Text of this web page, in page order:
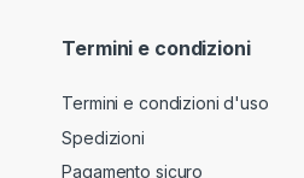
Termini e condizioni
Termini e condizioni d'uso
Spedizioni
Pagamento sicuro